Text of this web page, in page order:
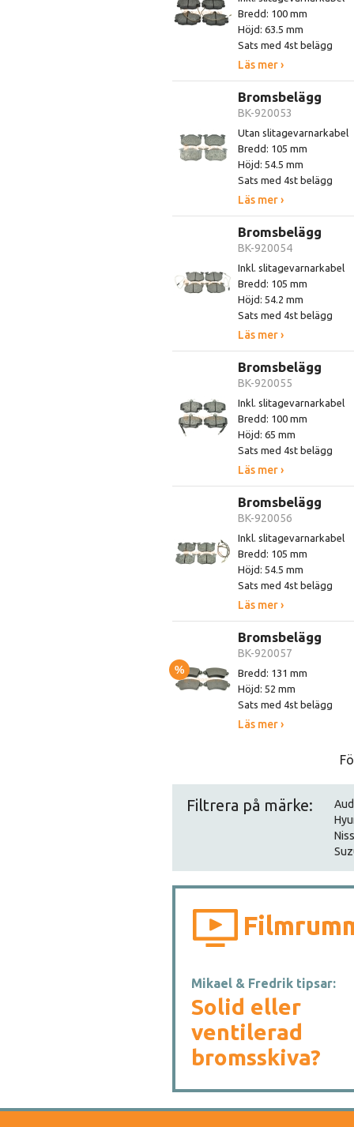
Bredd: 100 mm
Höjd: 63.5 mm
Sats med 4st belägg
Läs mer ›
Bromsbelägg
BK-920053
Utan slitagevarnarkabel
Bredd: 105 mm
Höjd: 54.5 mm
Sats med 4st belägg
Läs mer ›
Bromsbelägg
BK-920054
Inkl. slitagevarnarkabel
Bredd: 105 mm
Höjd: 54.2 mm
Sats med 4st belägg
Läs mer ›
Bromsbelägg
BK-920055
Inkl. slitagevarnarkabel
Bredd: 100 mm
Höjd: 65 mm
Sats med 4st belägg
Läs mer ›
Bromsbelägg
BK-920056
Inkl. slitagevarnarkabel
Bredd: 105 mm
Höjd: 54.5 mm
Sats med 4st belägg
Läs mer ›
%
Bromsbelägg
BK-920057
Bredd: 131 mm
Höjd: 52 mm
Sats med 4st belägg
Läs mer ›
Filtrera på märke:
Mikael & Fredrik tipsar:
Solid eller
ventilerad
bromsskiva?